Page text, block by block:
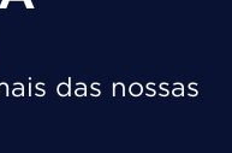
das nossas